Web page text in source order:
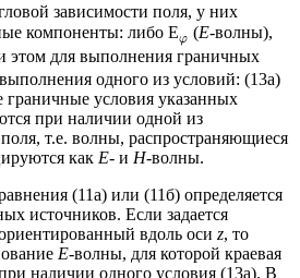
зависимости поля, у них
компоненты: либо Еφ (Е-волны),
этом для выполнения граничных
одного из условий: (13а)
граничные условия указанных
при наличии одной из
т.е. волны, распространяющиеся
как Е- и Н-волны.
(11а) или (11б) определяется
источников. Если задается
вдоль оси z, то
Е-волны, для которой краевая
наличии одного условия (13а). В